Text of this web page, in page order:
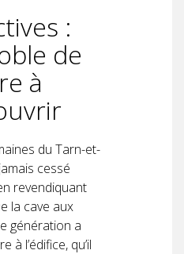
:
de
à
du Tarn-et-
cessé
revendiquant
la cave aux
génération a
à l’édifice, qu’il